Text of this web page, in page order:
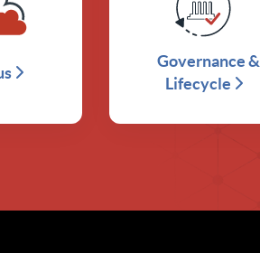
Governance &
Lifecycle